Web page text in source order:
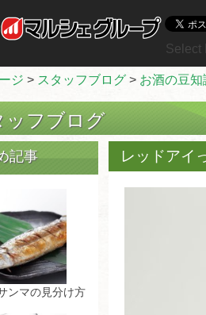
Select
ジ > スタッフブログ > お酒の豆知
ッフブログ
レッドアイ
記事
ンマの見分け方